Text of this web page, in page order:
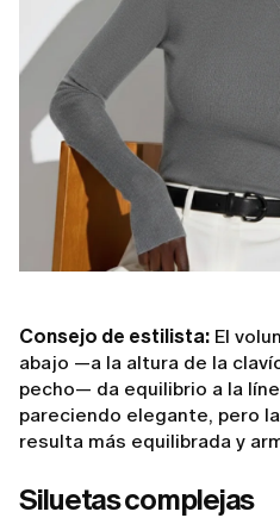
Consejo de estilista: El
abajo —a la altura de la
pecho— da equilibrio a la
pareciendo elegante, pero
resulta más equilibrada y
Siluetas complejas